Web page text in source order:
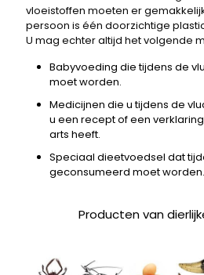
vloeistoffen moeten er
persoon is één doorzichtige
U mag echter altijd het volgende
Babyvoeding die tijdens de
moet worden.
Medicijnen die u tijdens de
u een recept of een
arts heeft.
Speciaal dieetvoedsel dat
geconsumeerd moet worden.
Producten van